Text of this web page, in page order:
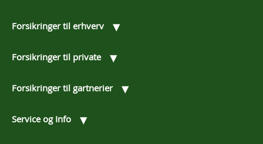
Forsikringer til erhverv ▾
Forsikringer til private ▾
Forsikringer til gartnerier ▾
Service og Info ▾